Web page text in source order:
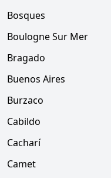
Bosques
Boulogne Sur Mer
Bragado
Buenos Aires
Burzaco
Cabildo
Cacharí
Camet